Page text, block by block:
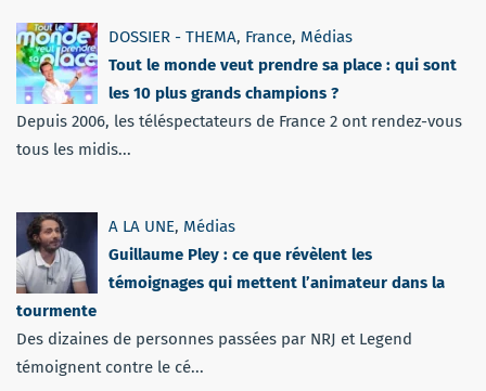
DOSSIER - THEMA, France, Médias
Tout le monde veut prendre sa place : qui sont
les 10 plus grands champions ?
Depuis 2006, les téléspectateurs de France 2 ont rendez-vous
tous les midis...
A LA UNE, Médias
Guillaume Pley : ce que révèlent les
témoignages qui mettent l’animateur dans la
tourmente
Des dizaines de personnes passées par NRJ et Legend
témoignent contre le cé...